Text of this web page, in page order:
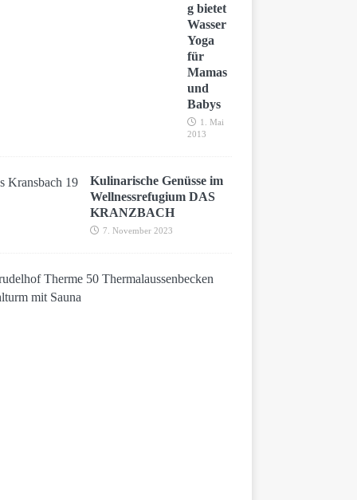
g bietet
Wasser
Yoga
für
Mamas
und
Babys
1. Mai
2013
Kulinarische Genüsse im
Wellnessrefugium DAS
KRANZBACH
7. November 2023